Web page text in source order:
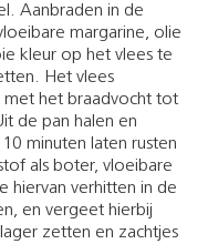
Aanbraden in de
margarine, olie
kleur op het vlees te
Het vlees
met het braadvocht tot
de pan halen en
minuten laten rusten
als boter, vloeibare
hiervan verhitten in de
en vergeet hierbij
zetten en zachtjes